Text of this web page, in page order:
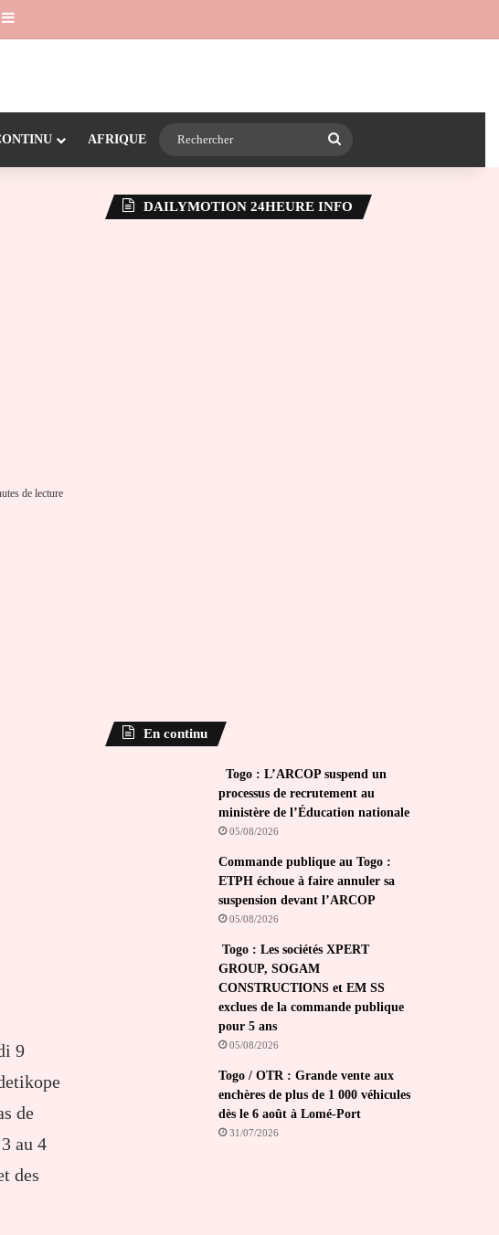
la chaîne 24heureinfo sur WhatsApp
Sidebar (barre latérale)
AFRIQUE
de lecture
9
de
au 4
des
DAILYMOTION 24HEURE INFO
En continu
Togo : L’ARCOP suspend un
processus de recrutement au
ministère de l’Éducation nationale
05/08/2026
Commande publique au Togo :
ETPH échoue à faire annuler sa
suspension devant l’ARCOP
05/08/2026
Togo : Les sociétés XPERT
GROUP, SOGAM
CONSTRUCTIONS et EM SS
exclues de la commande publique
pour 5 ans
05/08/2026
Togo / OTR : Grande vente aux
enchères de plus de 1 000 véhicules
dès le 6 août à Lomé-Port
31/07/2026